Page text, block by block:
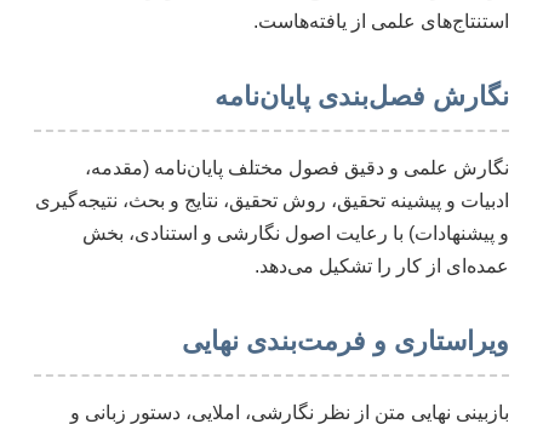
استنتاج‌های علمی از یافته‌هاست.
نگارش فصل‌بندی پایان‌نامه
نگارش علمی و دقیق فصول مختلف پایان‌نامه (مقدمه،
ادبیات و پیشینه تحقیق، روش تحقیق، نتایج و بحث، نتیجه‌گیری
و پیشنهادات) با رعایت اصول نگارشی و استنادی، بخش
عمده‌ای از کار را تشکیل می‌دهد.
ویراستاری و فرمت‌بندی نهایی
بازبینی نهایی متن از نظر نگارشی، املایی، دستور زبانی و